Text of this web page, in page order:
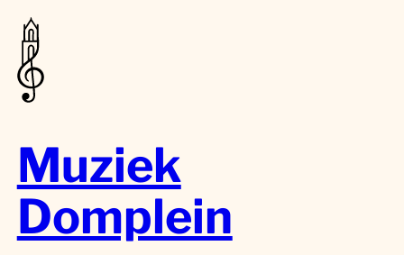
Muziek
Domplein